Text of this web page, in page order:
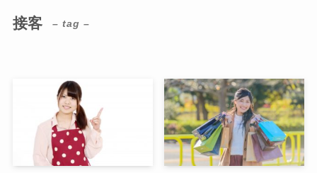
接客 – tag –